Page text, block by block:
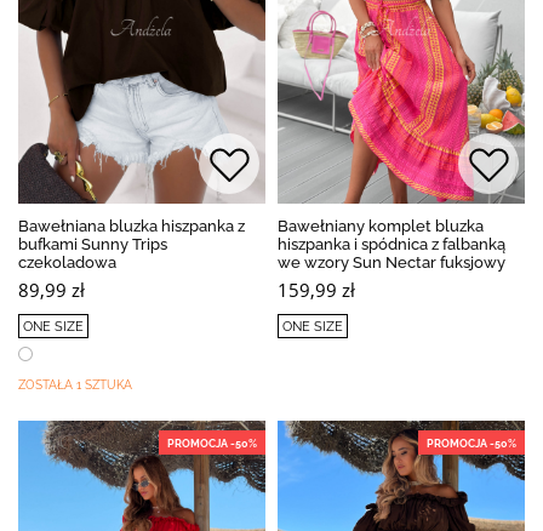
Bawełniana bluzka hiszpanka z
bufkami Sunny Trips
czekoladowa
89,99 zł
ONE SIZE
ZOSTAŁA 1 SZTUKA
Bawełniany komplet bluzka
hiszpanka i spódnica z falbanką
we wzory Sun Nectar fuksjowy
159,99 zł
ONE SIZE
PROMOCJA -50% PROMOCJA -50%